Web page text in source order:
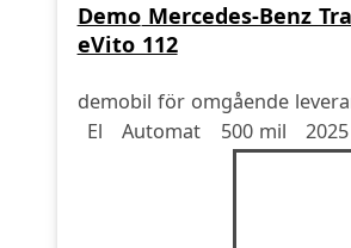
Demo Mercedes-Benz
eVito 112
demobil för omgående
Drivmedel
El
Drivmedel
Automat
Miltal 500 mil
årsmodell 2025